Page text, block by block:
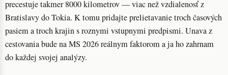
precestuje takmer 8000 kilometrov — viac než vzdialenosť z
Bratislavy do Tokia. K tomu pridajte prelietavanie troch časových
pasiem a troch krajin s roznymi vstupnymi predpismi. Unava z
cestovania bude na MS 2026 reálnym faktorom a ja ho zahrnam
do každej svojej analýzy.